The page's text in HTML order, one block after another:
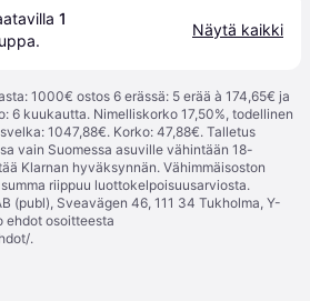
1
.
Näytä kaikki
1000€ ostos 6 erässä: 5 erää à 174,65€ ja
6 kuukautta. Nimelliskorko 17,50%, todellinen
1047,88€. Korko: 47,88€. Talletus
vain Suomessa asuville vähintään 18-
Klarnan hyväksynnän. Vähimmäisoston
riippuu luottokelpoisuusarviosta.
(publ), Sveavägen 46, 111 34 Tukholma, Y-
ehdot osoitteesta
.